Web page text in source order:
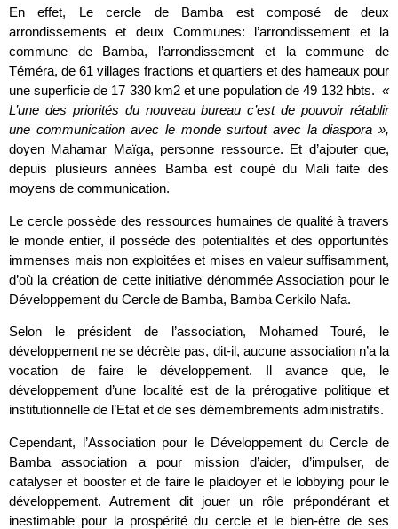
En effet, Le cercle de Bamba est composé de deux
arrondissements et deux Communes: l’arrondissement et la
commune de Bamba, l’arrondissement et la commune de
Téméra, de 61 villages fractions et quartiers et des hameaux pour
une superficie de 17 330 km2 et une population de 49 132 hbts. «
L’une des priorités du nouveau bureau c’est de pouvoir rétablir
une communication avec le monde surtout avec la diaspora »,
doyen Mahamar Maïga, personne ressource. Et d’ajouter que,
depuis plusieurs années Bamba est coupé du Mali faite des
moyens de communication.
Le cercle possède des ressources humaines de qualité à travers
le monde entier, il possède des potentialités et des opportunités
immenses mais non exploitées et mises en valeur suffisamment,
d’où la création de cette initiative dénommée Association pour le
Développement du Cercle de Bamba, Bamba Cerkilo Nafa.
Selon le président de l’association, Mohamed Touré, le
développement ne se décrète pas, dit-il, aucune association n’a la
vocation de faire le développement. Il avance que, le
développement d’une localité est de la prérogative politique et
institutionnelle de l’Etat et de ses démembrements administratifs.
Cependant, l’Association pour le Développement du Cercle de
Bamba association a pour mission d’aider, d’impulser, de
catalyser et booster et de faire le plaidoyer et le lobbying pour le
développement. Autrement dit jouer un rôle prépondérant et
inestimable pour la prospérité du cercle et le bien-être de ses